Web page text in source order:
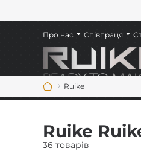
Про нас Співпраця
Ruike
Ruike
36 товарів